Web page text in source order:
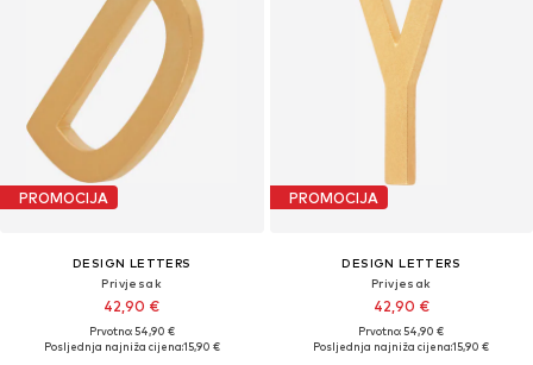
PROMOCIJA
DESIGN LETTERS
Privjesak
42,90 €
Prvotno: 54,90 €
Posljednja najniža cijena:15,90 €
PROMOCIJA
DESIGN LETTERS
Privjesak
42,90 €
Prvotno: 54,90 €
Posljednja najniža cijena:15,90 €